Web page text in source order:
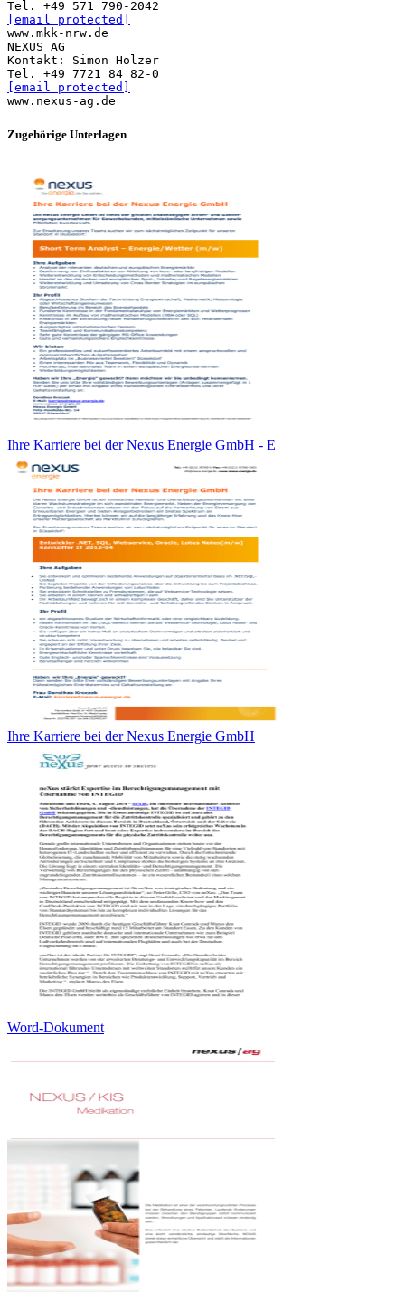
[email protected]
www.mkk-nrw.de
NEXUS AG
Kontakt: Simon Holzer
[email protected]
Zugehörige Unterlagen
Ihre Karriere bei der Nexus Energie GmbH - E
Ihre Karriere bei der Nexus Energie GmbH
Word-Dokument